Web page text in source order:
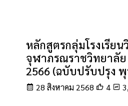
หลักสูตรกลุ่มโรงเรีย
จุฬาภรณราชวิทยาลั
2566 (ฉบับปรับปรุง
28 สิงหาคม 2568 4